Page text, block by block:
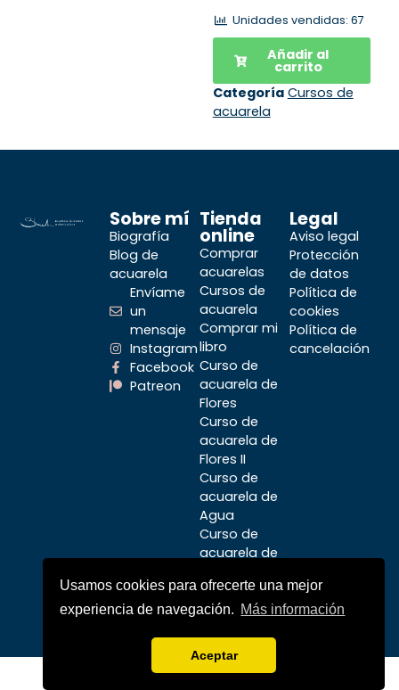
Usamos cookies para ofrecerte una mejor
experiencia de navegación. Más información
Aceptar
Unidades vendidas: 67
Añadir al
carrito
Categoría Cursos de
acuarela
Sobre mí
Biografía
Blog de
acuarela
Envíame
un
mensaje
Instagram
Facebook
Patreon
Tienda
online
Comprar
acuarelas
Cursos de
acuarela
Comprar mi
libro
Curso de
acuarela de
Flores
Curso de
acuarela de
Flores II
Curso de
acuarela de
Agua
Curso de
acuarela de
Curso de
acuarela:
Legal
Aviso legal
Protección
de datos
Política de
cookies
Política de
cancelación